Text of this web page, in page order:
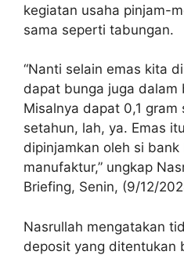
kegiatan usaha pinjam-
sama seperti tabungan.
“Nanti selain emas kita
dapat bunga juga dalam
Misalnya dapat 0,1
setahun, lah, ya. Emas
dipinjamkan oleh si
manufaktur,” ungkap
Briefing, Senin, (9/12/
Nasrullah mengatakan
deposit yang ditentukan